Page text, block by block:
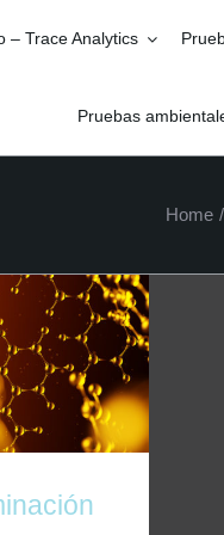
– Trace Analytics
Pruebas
Home /
total de
volátiles en